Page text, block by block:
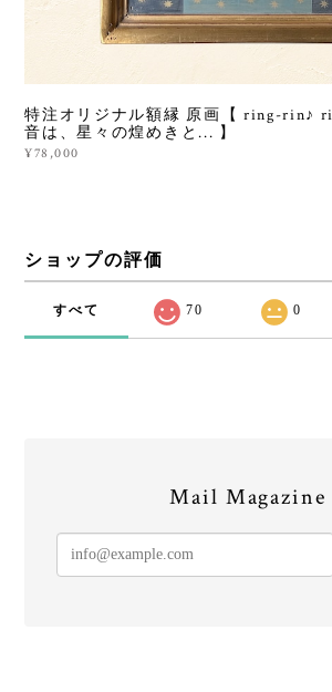
特注オリジナル額縁 原画【 ring-rin♪
音は、星々の煌めきと... 】
¥78,000
ショップの評価
すべて 70 0
Mail Magazine